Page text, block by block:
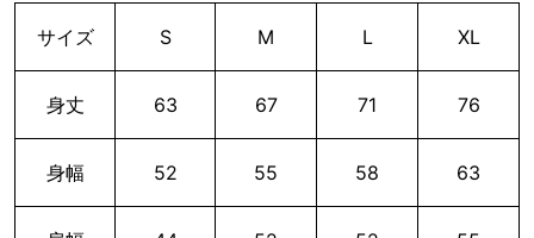
サイズ S M L XL
身丈 63 67 71 76
身幅 52 55 58 63